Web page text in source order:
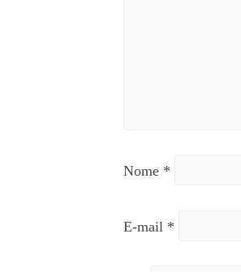
Nome *
E-mail *